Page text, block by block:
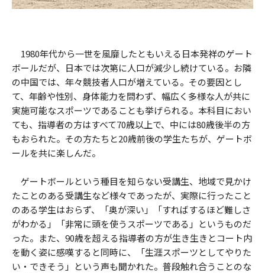
1980年代から一世を風靡したともいえる日本発祥のゲート
ボールだが、日本では次第に人口が減少し続けている。お隣
の中国では、年々競技者人口が増えている。その要因とし
て、年齢や性別、身体能力を問わず、幅広く多様な人が共に
実施可能なスポーツであることも挙げられる。本科目におい
ても、指導者の方はすべて70歳以上で、中には80歳後半の方
もおられた。その方たちと20歳前後の学生たちが、ゲートボ
ールを共に楽しんだ。
ゲートボールという種目を知らない受講生、地域で見かけ
たことのある受講生など様々であったが、実際に行ったこと
のある学生はおらず、「奥が深い」「すればするほど難しさ
がわかる」「非常に頭を使うスポーツである」というものだ
った。また、90歳を超える指導者の方が生き生きとコート内
を動く姿に感嘆すると同時に、「生涯スポーツとしてやりた
い・できそう」という声も聞かれた。普段触れ合うことのな